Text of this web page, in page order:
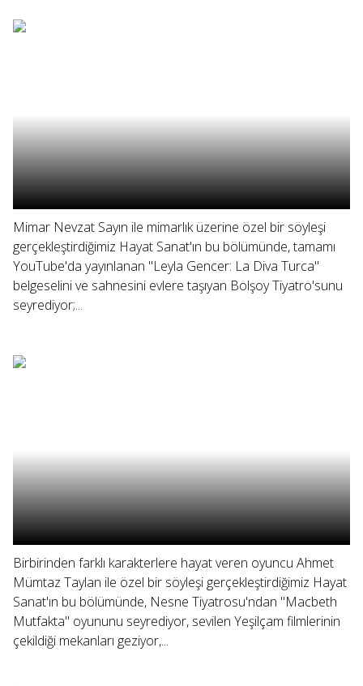
Mimar Nevzat Sayın ile mimarlık üzerine özel bir söyleşi
gerçekleştirdiğimiz Hayat Sanat'ın bu bölümünde, tamamı
YouTube'da yayınlanan "Leyla Gencer: La Diva Turca"
belgeselini ve sahnesini evlere taşıyan Bolşoy Tiyatro'sunu
seyrediyor;...
Birbirinden farklı karakterlere hayat veren oyuncu Ahmet
Mümtaz Taylan ile özel bir söyleşi gerçekleştirdiğimiz Hayat
Sanat'ın bu bölümünde, Nesne Tiyatrosu'ndan "Macbeth
Mutfakta" oyununu seyrediyor, sevilen Yeşilçam filmlerinin
çekildiği mekanları geziyor,...